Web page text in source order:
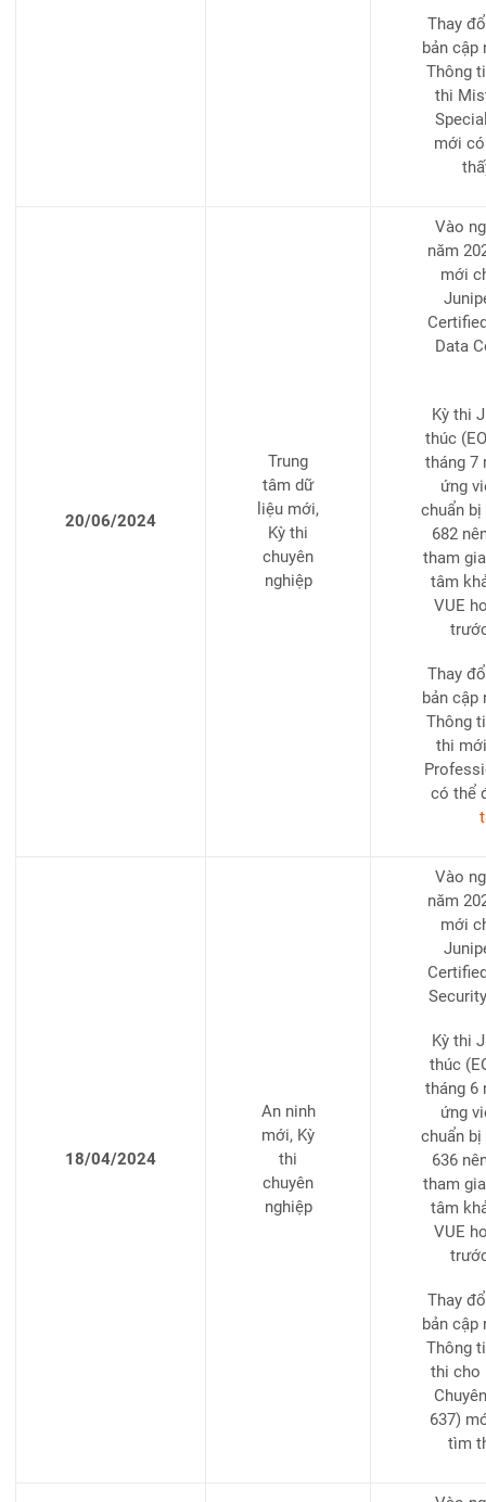
Thay
bản cập
Thông
thi
mới
20/06/2024
Trung
tâm dữ
liệu mới,
Kỳ thi
chuyên
nghiệp
Vào
năm
mới
Data
Kỳ thi
thúc
tháng 7
ứng
chuẩn
682
tham
tâm
VUE
Thay
bản cập
Thông
thi
có thể
18/04/2024
An ninh
mới, Kỳ
thi
chuyên
nghiệp
Vào
năm
mới
Kỳ thi
thúc
tháng 6
ứng
chuẩn
636
tham
tâm
VUE
Thay
bản cập
Thông
thi cho
637)
tìm